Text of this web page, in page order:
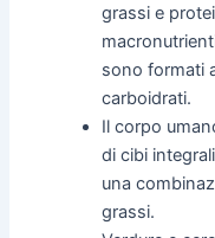
grassi e
sono formati
carboidrati.
Il corpo
di cibi
una
grassi.